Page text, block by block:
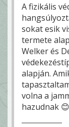
A fizikális
sokat esik
termete
Welker és
alapján.
volna a
hazudnak 😊